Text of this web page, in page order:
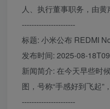
人、执行董事职务，由黄
----------------------
标题: 小米公布 REDMI
发布时间: 2025-08-
新闻简介: 在今天早些时
图，号称“手感好到飞起”
----------------------